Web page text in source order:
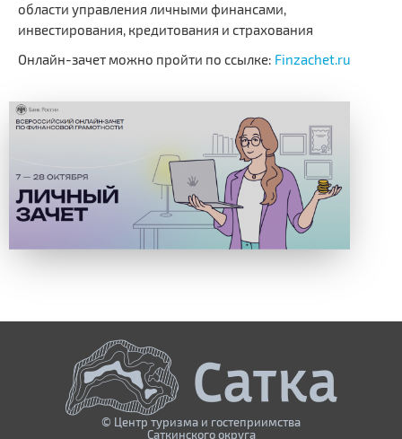
YouTube
области управления личными финансами,
инвестирования, кредитования и страхования
Онлайн-зачет можно пройти по ссылке: Finzachet.ru
© Центр туризма и гостеприимства
Саткинского округа